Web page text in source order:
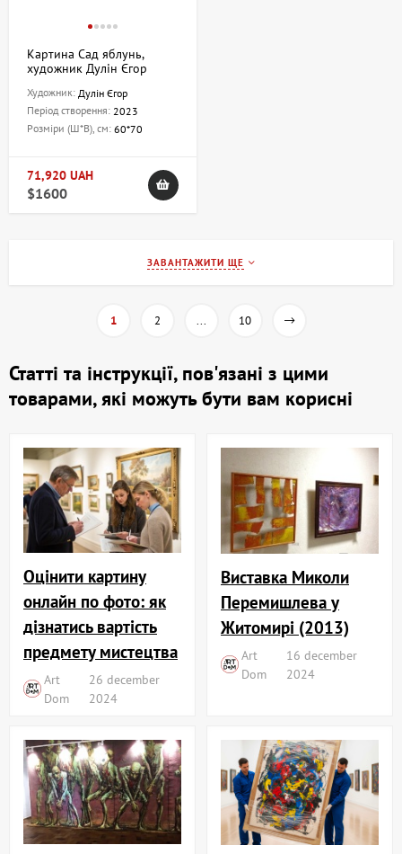
Картина Сад яблунь,
художник Дулін Єгор
Художник: Дулін Єгор
Період створення: 2023
Розміри (Ш*В), см: 60*70
71,920 UAH
$1600
ЗАВАНТАЖИТИ ЩЕ
1 2 ... 10
Статті та інструкції, пов'язані з цими
товарами, які можуть бути вам корисні
Оцінити картину
онлайн по фото: як
дізнатись вартість
предмету мистецтва
Art
Dom
26 december
2024
Виставка Миколи
Перемишлева у
Житомирі (2013)
Art
Dom
16 december
2024